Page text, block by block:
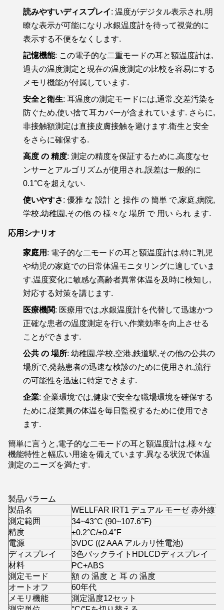
読みやすいディスプレイ: 温度がデジタル表示され,明
瞭な表示が可能になり,水銀温度計を待って視覚的に
表示する不便をなくします.
記憶機能: この電子的な二重モードの耳と額温度計は,
過去の温度測定と現在の温度測定の比較を容易にする
メモリ機能が付属しています.
安全と衛生: 耳温度の測定モードには,通常,交差汚染を
防ぐため,使い捨て耳カバーが含まれています. さらに,
非接触額測定は直接皮膚接触を避けます.衛生と安全
をさらに確保する.
高度 の 精度: 測定の精度を保証するために,高度なセ
ンサーとアルゴリズムが使用され,誤差は一般的に
0.1°Cを超えない.
使いやすさ: 優雅 な 設計 と 操作 の 簡単 で,家庭,病院,
学校,幼稚園,その他 の 様々な 場所 で 用い られ ます.
応用シナリオ
家庭用 : 電子的な二モードの耳と額温度計は,特に乳児
や幼児の家庭での日常体温モニタリングに適していま
す.温度変化に敏感な高齢者異常体温を及時に検知し,
対応する対策を講じます.
医療機関: 医療用では,水銀温度計を代替して迅速かつ
正確な患者の温度測定を行い,作業効率を向上させる
ことができます.
公共 の 場所: 幼稚園,学校,空港,鉄道駅,その他の公共の
場所で,発熱患者の迅速な検診のために使用され,流行
の可能性を迅速に特定できます.
企業: 企業環境では,健康で安全な職場環境を確保する
ために,従業員の体温を毎日監視するために使用でき
ます.
簡単に言うと,電子的な二モードの耳と額温度計は,様々な
機能特性と幅広い用途を備えています.異なる状況で体温
測定のニーズを満たす.
製品パラーム
製品名
WELLFAR IRT1 デュアル モーゼ 赤外線
測定範囲
34~43°C (90~107.6°F)
精度
±0.2°C/±0.4°F
電源
3VDC ((2 AAA アルカリ性電池)
ディスプレイ
3色バックライトHDLCDディスプレイ
材料
PC+ABS
測定モード
額 の 温度 と 耳 の 温度
オートオフ
60年代
メモリ機能
測定温度12セット